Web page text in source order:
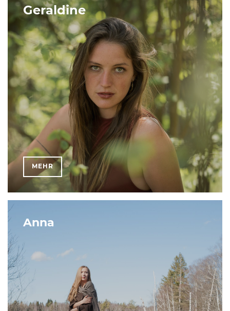
Geraldine
MEHR
Anna